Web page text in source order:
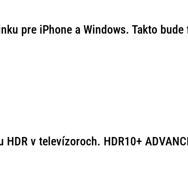
pre iPhone a Windows. Takto
v televízoroch. HDR10+